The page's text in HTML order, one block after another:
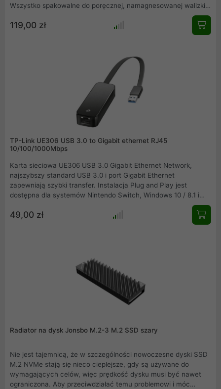
Wszystko spakowalne do poręcznej, namagnesowanej walizki z
sortowania śrub i małych elementów.
119,00 zł
TP-Link UE306 USB 3.0 to Gigabit ethernet RJ45
10/100/1000Mbps
Karta sieciowa UE306 USB 3.0 Gigabit Ethernet Network,
najszybszy standard USB 3.0 i port Gigabit Ethernet
zapewniają szybki transfer. Instalacja Plug and Play jest
dostępna dla systemów Nintendo Switch, Windows 10 / 8.1 i
Linux. Składana konstrukcja i niewielkie rozmiary urządzenia
ułatwiają transport, dzięki czemu jest idealnym dodatkiem do
pobieranie plików szybsze.
49,00 zł
Radiator na dysk Jonsbo M.2-3 M.2 SSD szary
Nie jest tajemnicą, że w szczególności nowoczesne dyski SSD
M.2 NVMe stają się nieco cieplejsze, gdy są używane do
wymagających celów, więc prędkość dysku musi być nawet
ograniczona. Aby przeciwdziałać temu problemowi i móc